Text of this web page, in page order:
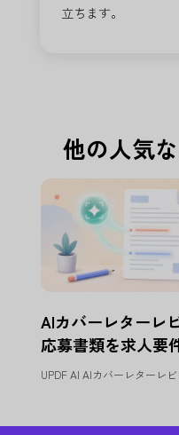
立ちます。
他の人気
AIカバーレターレ
応募書類を求人要
UPDF AI